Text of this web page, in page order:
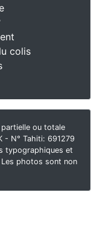
colis
ou totale
- N° Tahiti: 691279
typographiques et
photos sont non